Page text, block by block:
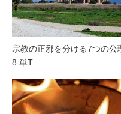
宗教の正邪を分ける7つの公
8 単T